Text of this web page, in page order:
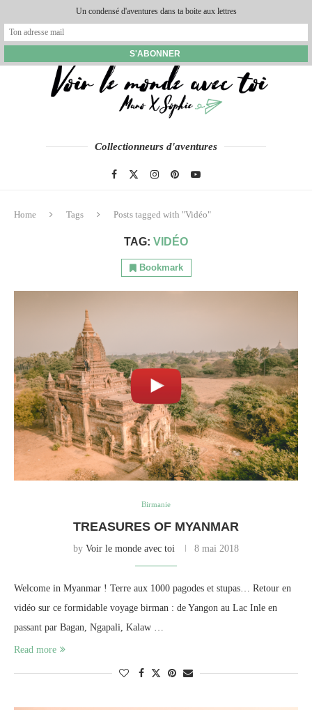
Collectionneurs d'aventures
Home Tags Posts tagged with "Vidéo"
TAG: VIDÉO
Bookmark
Birmanie
TREASURES OF MYANMAR
by Voir le monde avec toi 8 mai 2018
Welcome in Myanmar ! Terre aux 1000 pagodes et stupas… Retour en
vidéo sur ce formidable voyage birman : de Yangon au Lac Inle en
passant par Bagan, Ngapali, Kalaw …
Read more
Un condensé d'aventures dans ta boite aux lettres